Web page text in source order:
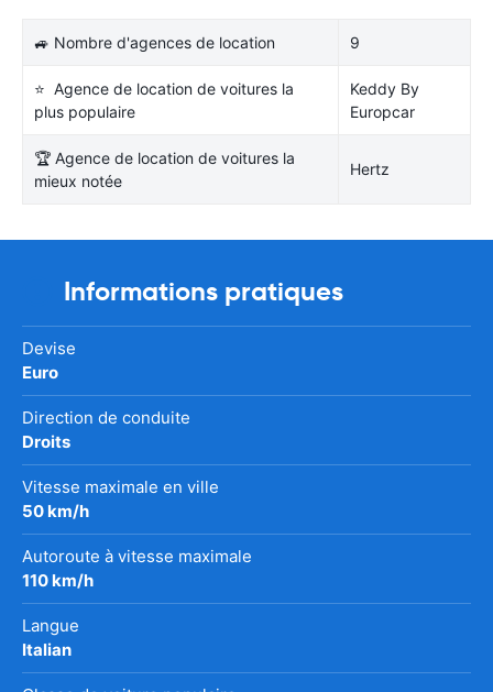
🚙 Nombre d'agences de location 9
⭐ Agence de location de voitures la
plus populaire
Keddy By
Europcar
🏆 Agence de location de voitures la
mieux notée
Hertz
Informations pratiques
Devise
Euro
Direction de conduite
Droits
Vitesse maximale en ville
50 km/h
Autoroute à vitesse maximale
110 km/h
Langue
Italian